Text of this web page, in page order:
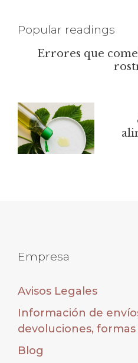
Popular readings
Errores que
Empresa
Avisos Legales
Información de
devoluciones,
Blog